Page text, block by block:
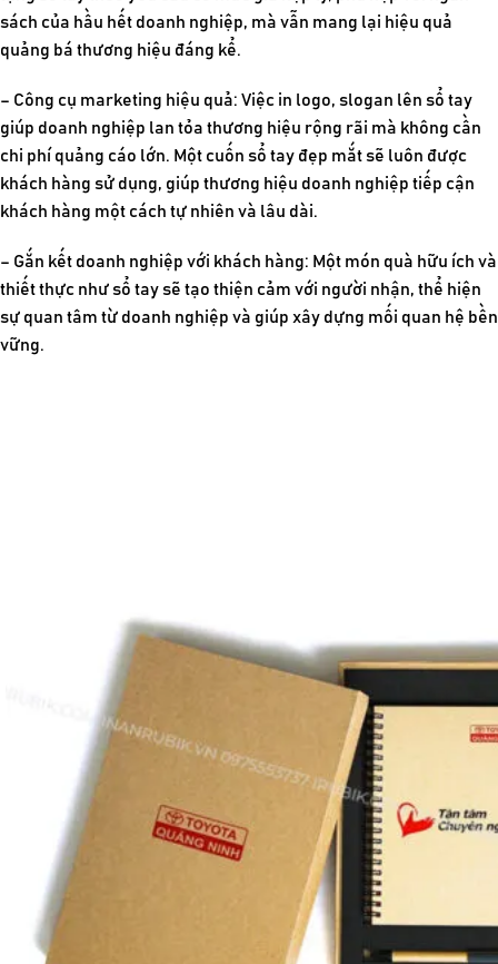
sách của hầu hết doanh nghiệp, mà vẫn mang lại hiệu quả
quảng bá thương hiệu đáng kể.
– Công cụ marketing hiệu quả: Việc in logo, slogan lên sổ tay
giúp doanh nghiệp lan tỏa thương hiệu rộng rãi mà không cần
chi phí quảng cáo lớn. Một cuốn sổ tay đẹp mắt sẽ luôn được
khách hàng sử dụng, giúp thương hiệu doanh nghiệp tiếp cận
khách hàng một cách tự nhiên và lâu dài.
– Gắn kết doanh nghiệp với khách hàng: Một món quà hữu ích và
thiết thực như sổ tay sẽ tạo thiện cảm với người nhận, thể hiện
sự quan tâm từ doanh nghiệp và giúp xây dựng mối quan hệ bền
vững.